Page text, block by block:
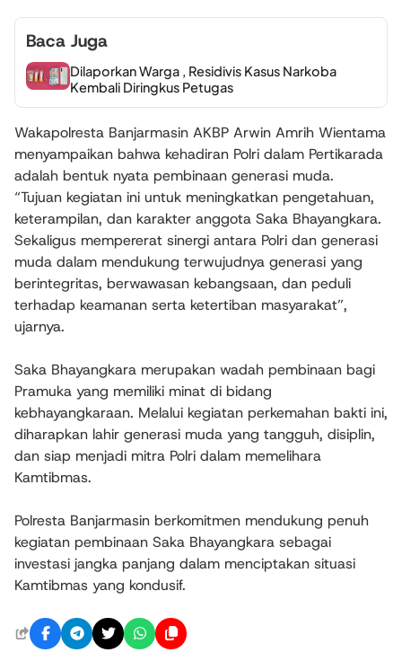
Baca Juga
Dilaporkan Warga , Residivis Kasus Narkoba
Kembali Diringkus Petugas
Wakapolresta Banjarmasin AKBP Arwin Amrih Wientama
menyampaikan bahwa kehadiran Polri dalam Pertikarada
adalah bentuk nyata pembinaan generasi muda.
“Tujuan kegiatan ini untuk meningkatkan pengetahuan,
keterampilan, dan karakter anggota Saka Bhayangkara.
Sekaligus mempererat sinergi antara Polri dan generasi
muda dalam mendukung terwujudnya generasi yang
berintegritas, berwawasan kebangsaan, dan peduli
terhadap keamanan serta ketertiban masyarakat”,
ujarnya.
Saka Bhayangkara merupakan wadah pembinaan bagi
Pramuka yang memiliki minat di bidang
kebhayangkaraan. Melalui kegiatan perkemahan bakti ini,
diharapkan lahir generasi muda yang tangguh, disiplin,
dan siap menjadi mitra Polri dalam memelihara
Kamtibmas.
Polresta Banjarmasin berkomitmen mendukung penuh
kegiatan pembinaan Saka Bhayangkara sebagai
investasi jangka panjang dalam menciptakan situasi
Kamtibmas yang kondusif.